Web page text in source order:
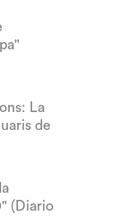
La
de
(Diario